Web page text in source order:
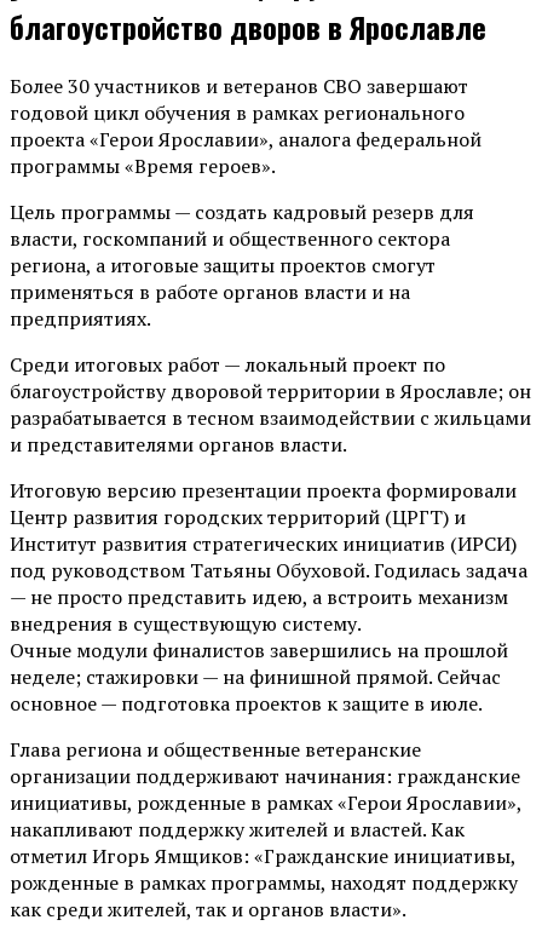
благоустройство дворов в Ярославле
Более 30 участников и ветеранов СВО завершают
годовой цикл обучения в рамках регионального
проекта «Герои Ярославии», аналога федеральной
программы «Время героев».
Цель программы — создать кадровый резерв для
власти, госкомпаний и общественного сектора
региона, а итоговые защиты проектов смогут
применяться в работе органов власти и на
предприятиях.
Среди итоговых работ — локальный проект по
благоустройству дворовой территории в Ярославле; он
разрабатывается в тесном взаимодействии с жильцами
и представителями органов власти.
Итоговую версию презентации проекта формировали
Центр развития городских территорий (ЦРГТ) и
Институт развития стратегических инициатив (ИРСИ)
под руководством Татьяны Обуховой. Годилась задача
— не просто представить идею, а встроить механизм
внедрения в существующую систему.
Очные модули финалистов завершились на прошлой
неделе; стажировки — на финишной прямой. Сейчас
основное — подготовка проектов к защите в июле.
Глава региона и общественные ветеранские
организации поддерживают начинания: гражданские
инициативы, рожденные в рамках «Герои Ярославии»,
накапливают поддержку жителей и властей. Как
отметил Игорь Ямщиков: «Гражданские инициативы,
рожденные в рамках программы, находят поддержку
как среди жителей, так и органов власти».